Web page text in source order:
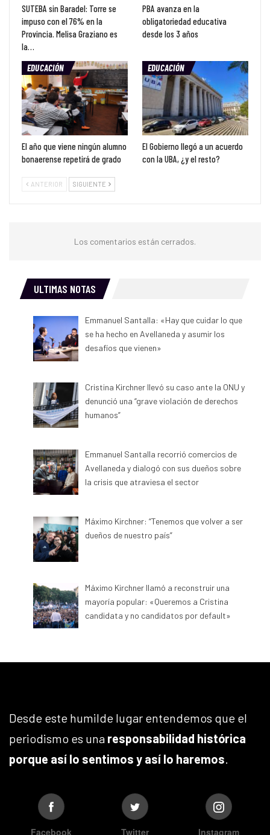
SUTEBA sin Baradel: Torre se
impuso con el 76% en la
Provincia. Melisa Graziano es
la…
PBA avanza en la
obligatoriedad educativa
desde los 3 años
EDUCACIÓN
El año que viene ningún alumno
bonaerense repetirá de grado
EDUCACIÓN
El Gobierno llegó a un acuerdo
con la UBA, ¿y el resto?
ANTERIOR SIGUIENTE
Los comentarios están cerrados.
ULTIMAS NOTAS
Emmanuel Santalla: «Hay que cuidar lo que
se ha hecho en Avellaneda y asumir los
desafíos que vienen»
Cristina Kirchner llevó su caso ante la ONU y
denunció una “grave violación de derechos
humanos”
Emmanuel Santalla recorrió comercios de
Avellaneda y dialogó con sus dueños sobre
la crisis que atraviesa el sector
Máximo Kirchner: “Tenemos que volver a ser
dueños de nuestro país”
Máximo Kirchner llamó a reconstruir una
mayoría popular: «Queremos a Cristina
candidata y no candidatos por default»
Desde este humilde lugar entendemos que el
periodismo es una responsabilidad histórica
porque así lo sentimos y así lo haremos.
Facebook Twitter Instagram